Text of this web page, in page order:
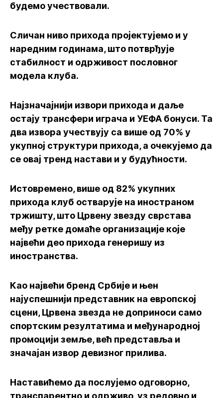
будемо учествовали.
Сличан ниво прихода пројектујемо и у
наредним годинама, што потврђује
стабилност и одрживост пословног
модела клуба.
Најзначајнији извори прихода и даље
остају трансфери играча и УЕФА бонуси. Та
два извора учествују са више од 70% у
укупној структури прихода, а очекујемо да
се овај тренд настави и у будућности.
Истовремено, више од 82% укупних
прихода клуб остварује на иностраном
тржишту, што Црвену звезду сврстава
међу ретке домаће организације које
највећи део прихода генеришу из
иностранства.
Као највећи бренд Србије и њен
најуспешнији представник на европској
сцени, Црвена звезда не доприноси само
спортским резултатима и међународној
промоцији земље, већ представља и
значајан извор девизног прилива.
Наставићемо да послујемо одговорно,
транспарентно и одрживо, уз редовно и